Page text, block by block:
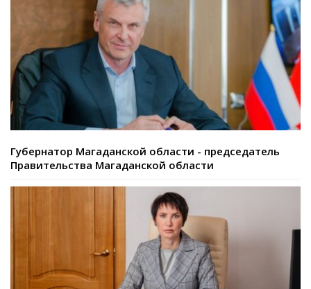
Губернатор Магаданской области - председатель
Правительства Магаданской области